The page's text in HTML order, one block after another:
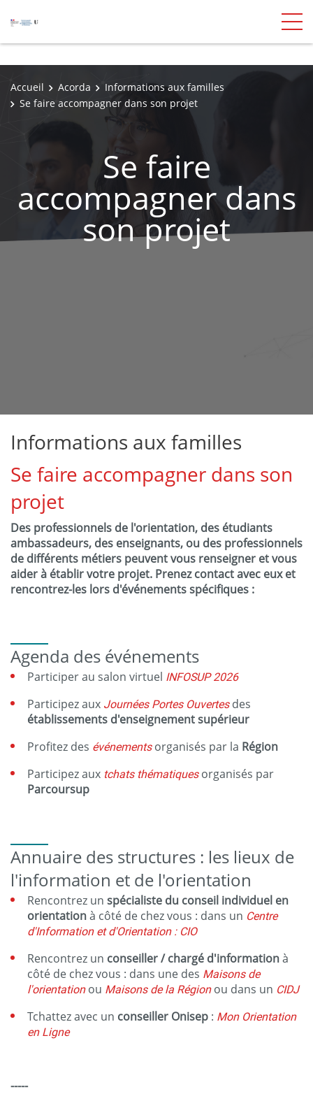
Accueil Acorda
Informations aux familles
Se faire accompagner dans son projet
Se faire
accompagner dans
son projet
Informations aux familles
Se faire accompagner dans son
projet
Des professionnels de l'orientation, des étudiants
ambassadeurs, des enseignants, ou des professionnels
de différents métiers peuvent vous renseigner et vous
aider à établir votre projet. Prenez contact avec eux et
rencontrez-les lors d'événements spécifiques :
Agenda des événements
Participer au salon virtuel INFOSUP 2026
Participez aux Journées Portes Ouvertesdes
établissements d'enseignement supérieur
Profitez des événementsorganisés par la Région
Participez aux tchats thématiquesorganisés par
Parcoursup
Annuaire des structures : les lieux de
l'information et de l'orientation
Rencontrez un spécialiste du conseil individuel en
orientationà côté de chez vous : dans un Centre
d'Information et d'Orientation : CIO
Rencontrez un conseiller / chargé d'informationà
côté de chez vous : dans une des Maisons de
l'orientationou Maisons de la Régionou dans un CIDJ
Tchattez avec un conseiller Onisep : Mon Orientation
en Ligne
-----